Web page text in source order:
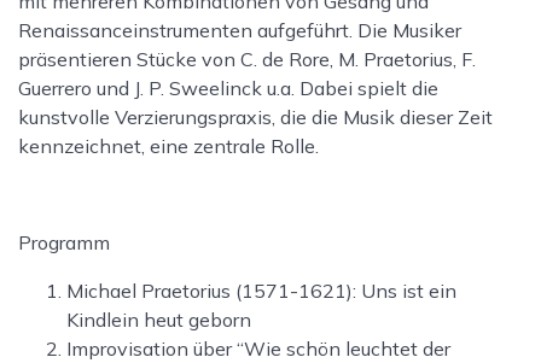
Renaissanceinstrumenten aufgeführt. Die Musiker
präsentieren Stücke von C. de Rore, M. Praetorius, F.
Guerrero und J. P. Sweelinck u.a. Dabei spielt die
kunstvolle Verzierungspraxis, die die Musik dieser Zeit
kennzeichnet, eine zentrale Rolle.
Programm
Michael Praetorius (1571-1621): Uns ist ein
Kindlein heut geborn
Improvisation über “Wie schön leuchtet der